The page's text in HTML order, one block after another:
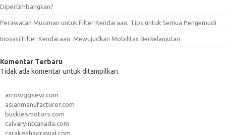
Dipertimbangkan?
Perawatan Musiman untuk Filter Kendaraan: Tips untuk Semua Pengemudi
Inovasi Filter Kendaraan: Mewujudkan Mobilitas Berkelanjutan
Komentar Terbaru
Tidak ada komentar untuk ditampilkan.
arrowggsew.com
asianmanufacturer.com
bucklesmotors.com
calvaryintcanada.com
carakeshagrawal.com